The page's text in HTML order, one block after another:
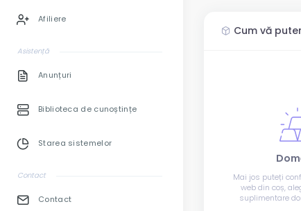
Afiliere
Asistență
Anunțuri
Biblioteca de cunoștințe
Starea sistemelor
Contact
Contact
Cum vă
Mai jos puteți
web din coș,
suplimentare